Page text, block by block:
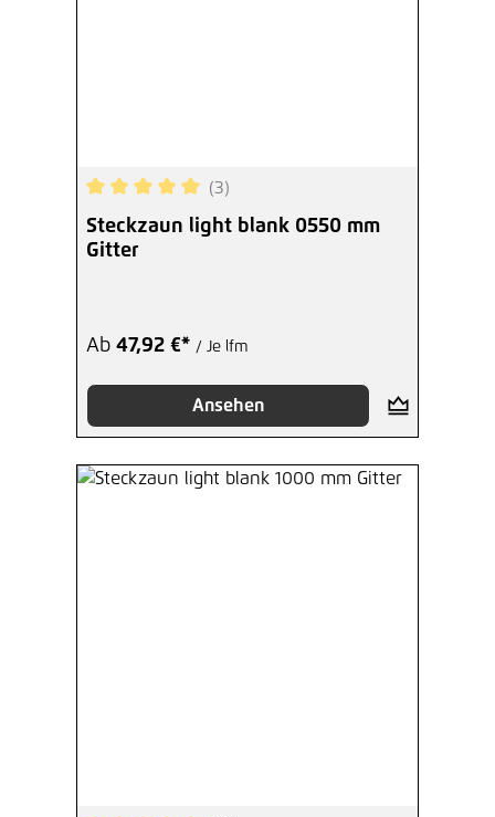
Durchschnittliche Bewertung von 5 von 5
(3)
Steckzaun light blank 0550 mm
Gitter
Ab 47,92 €* / Je lfm
Ansehen